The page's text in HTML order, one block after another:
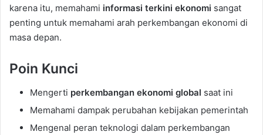
karena itu, memahami informasi terkini ekonomi sangat
penting untuk memahami arah perkembangan ekonomi di
masa depan.
Poin Kunci
Mengerti perkembangan ekonomi global saat ini
Memahami dampak perubahan kebijakan pemerintah
Mengenal peran teknologi dalam perkembangan